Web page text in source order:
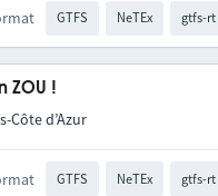
GTFS NeTEx gtfs-rt
ZOU !
Côte d’Azur
GTFS NeTEx gtfs-rt